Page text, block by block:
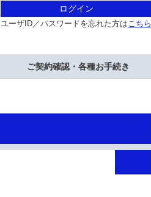
ログイン
ユーザID／パスワードを忘れた方はこちら
ご契約確認・各種お手続き